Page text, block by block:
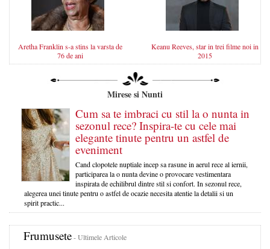
Aretha Franklin s-a stins la varsta de
76 de ani
Keanu Reeves, star in trei filme noi in
2015
Mirese si Nunti
Cum sa te imbraci cu stil la o nunta in
sezonul rece? Inspira-te cu cele mai
elegante tinute pentru un astfel de
eveniment
Cand clopotele nuptiale incep sa rasune in aerul rece al iernii,
participarea la o nunta devine o provocare vestimentara
inspirata de echilibrul dintre stil si confort. In sezonul rece,
alegerea unei tinute pentru o astfel de ocazie necesita atentie la detalii si un
spirit practic...
Frumusete- Ultimele Articole